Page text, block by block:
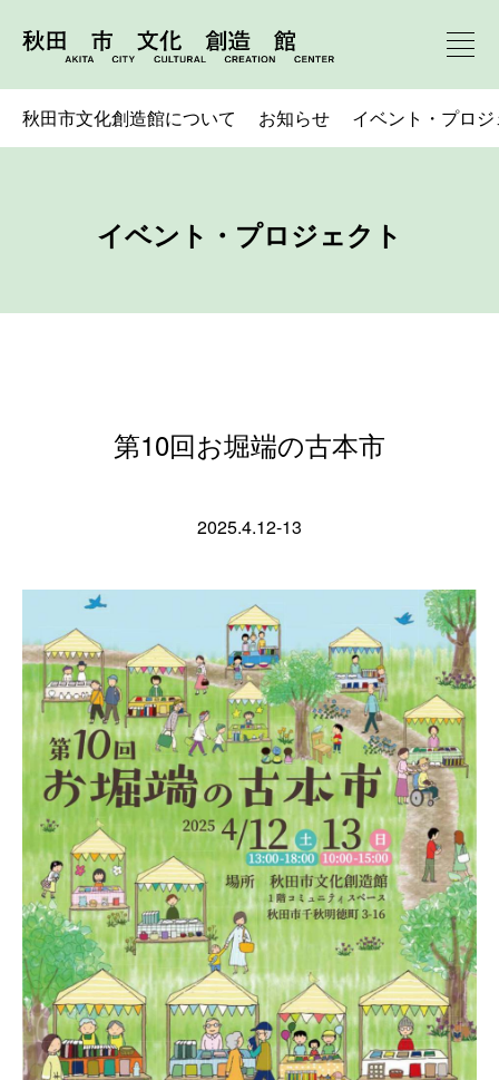
秋田市文化創造館について お知らせ イベント・プロ
イベント・プロジェクト
第10回お堀端の古本市
2025.4.12-13